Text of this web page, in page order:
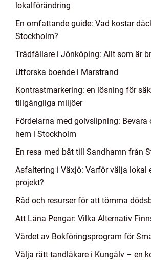
lokalförändring
En omfattande guide: Vad kostar
Stockholm?
Trädfällare i Jönköping: Allt som är
Utforska boende i Marstrand
Kontrastmarkering: en lösning för
tillgängliga miljöer
Fördelarna med golvslipning:
hem i Stockholm
En resa med båt till Sandhamn från
Asfaltering i Växjö: Varför välja lokal
projekt?
Råd och resurser för att tömma
Att Låna Pengar: Vilka Alternativ
Värdet av Bokföringsprogram för
Välja rätt tandläkare i Kungälv – en